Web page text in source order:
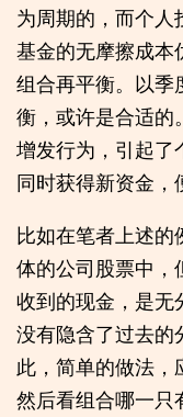
为周期的，而个人
基金的无摩擦成本
组合再平衡。以季
衡，或许是合适的
增发行为，引起了
同时获得新资金，
比如在笔者上述的
体的公司股票中，
收到的现金，是无
没有隐含了过去的
此，简单的做法，
然后看组合哪一只